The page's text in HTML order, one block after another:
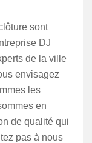
sont
DJ
de la ville
envisagez
les
en
de qualité qui
pas à nous